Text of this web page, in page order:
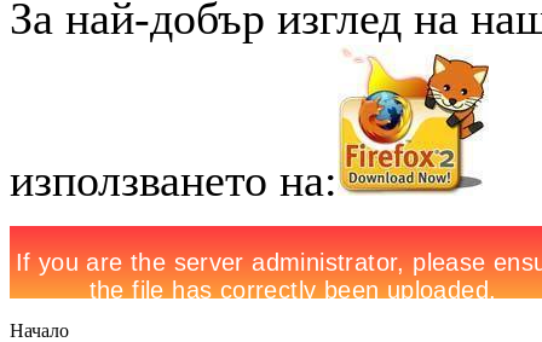
За най-добър изглед на
използването на:
Начало